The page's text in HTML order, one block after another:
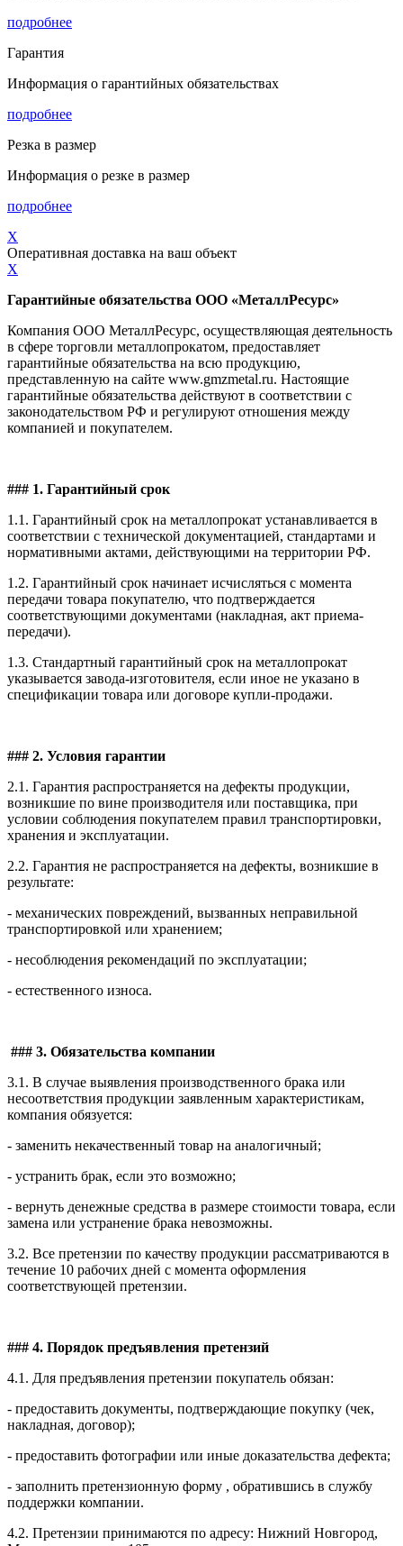
подробнее
Гарантия
Информация о гарантийных обязательствах
подробнее
Резка в размер
Информация о резке в размер
подробнее
X
Оперативная доставка на ваш объект
X
Гарантийные обязательства ООО «МеталлРесурс»
Компания ООО МеталлРесурс, осуществляющая деятельность
в сфере торговли металлопрокатом, предоставляет
гарантийные обязательства на всю продукцию,
представленную на сайте www.gmzmetal.ru. Настоящие
гарантийные обязательства действуют в соответствии с
законодательством РФ и регулируют отношения между
компанией и покупателем.
### 1. Гарантийный срок
1.1. Гарантийный срок на металлопрокат устанавливается в
соответствии с технической документацией, стандартами и
нормативными актами, действующими на территории РФ.
1.2. Гарантийный срок начинает исчисляться с момента
передачи товара покупателю, что подтверждается
соответствующими документами (накладная, акт приема-
передачи).
1.3. Стандартный гарантийный срок на металлопрокат
указывается завода-изготовителя, если иное не указано в
спецификации товара или договоре купли-продажи.
### 2. Условия гарантии
2.1. Гарантия распространяется на дефекты продукции,
возникшие по вине производителя или поставщика, при
условии соблюдения покупателем правил транспортировки,
хранения и эксплуатации.
2.2. Гарантия не распространяется на дефекты, возникшие в
результате:
- механических повреждений, вызванных неправильной
транспортировкой или хранением;
- несоблюдения рекомендаций по эксплуатации;
- естественного износа.
### 3. Обязательства компании
3.1. В случае выявления производственного брака или
несоответствия продукции заявленным характеристикам,
компания обязуется:
- заменить некачественный товар на аналогичный;
- устранить брак, если это возможно;
- вернуть денежные средства в размере стоимости товара, если
замена или устранение брака невозможны.
3.2. Все претензии по качеству продукции рассматриваются в
течение 10 рабочих дней с момента оформления
соответствующей претензии.
### 4. Порядок предъявления претензий
4.1. Для предъявления претензии покупатель обязан:
- предоставить документы, подтверждающие покупку (чек,
накладная, договор);
- предоставить фотографии или иные доказательства дефекта;
- заполнить претензионную форму , обратившись в службу
поддержки компании.
4.2. Претензии принимаются по адресу: Нижний Новгород,